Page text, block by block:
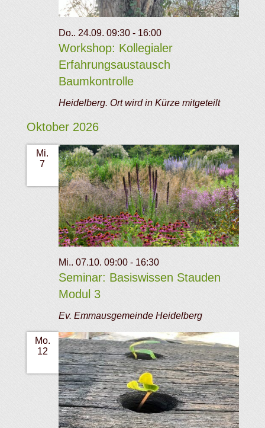
Workshop: Kollegialer
Erfahrungsaustausch
Baumkontrolle
Do.. 24.09. 09:30- 16:00
Heidelberg. Ort wird in Kürze mitgeteilt
Oktober 2026
Mi.
7
Seminar: Basiswissen Stauden
Modul 3
Mi.. 07.10. 09:00- 16:30
Ev. Emmausgemeinde Heidelberg
Mo.
12